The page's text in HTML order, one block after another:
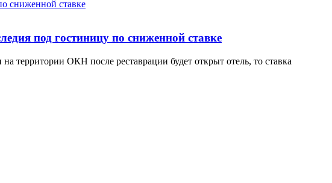
под гостиницу по сниженной ставке
территории ОКН после реставрации будет открыт отель, то ставка